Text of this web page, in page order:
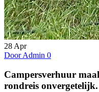
28 Apr
Door Admin 0
Campersverhuur
rondreis onvergetelijk.